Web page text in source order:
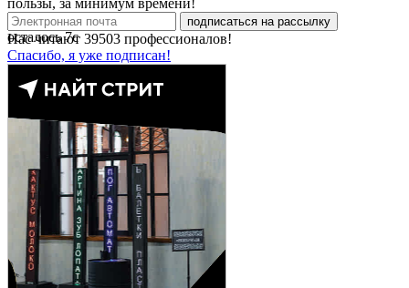
подписаться на рассылку
Нас читают 39503 профессионалов!
Спасибо, я уже подписан!
осталось7с